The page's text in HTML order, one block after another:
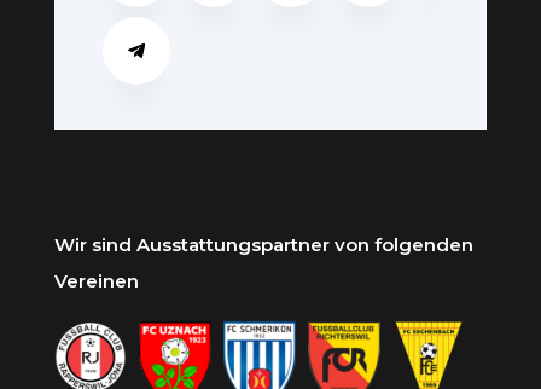
Wir sind Ausstattungspartner von folgenden
Vereinen